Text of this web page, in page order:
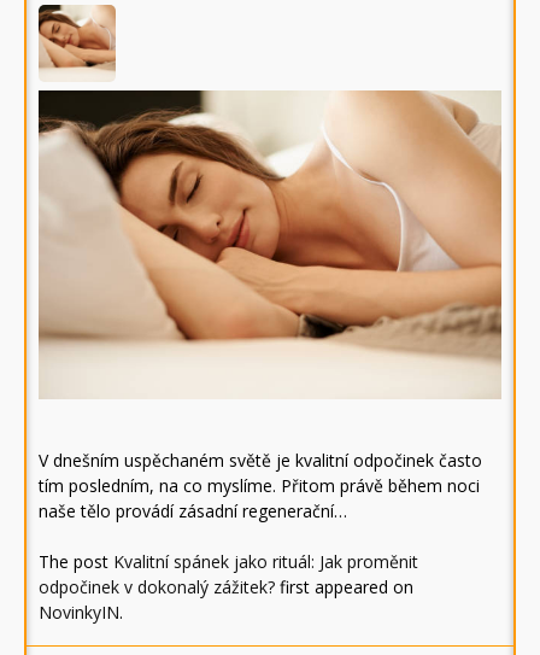
V dnešním uspěchaném světě je kvalitní odpočinek často
tím posledním, na co myslíme. Přitom právě během noci
naše tělo provádí zásadní regenerační…
The post Kvalitní spánek jako rituál: Jak proměnit
odpočinek v dokonalý zážitek? first appeared on
NovinkyIN.